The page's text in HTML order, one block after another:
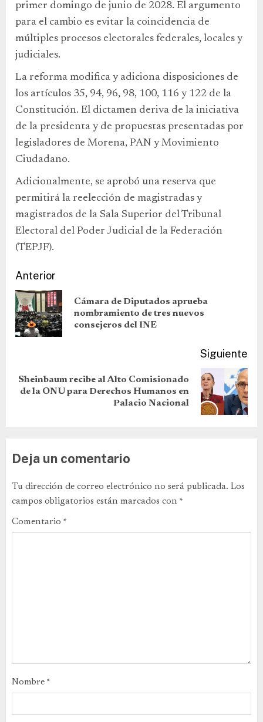
primer domingo de junio de 2028. El argumento
para el cambio es evitar la coincidencia de
múltiples procesos electorales federales, locales y
judiciales.
La reforma modifica y adiciona disposiciones de
los artículos 35, 94, 96, 98, 100, 116 y 122 de la
Constitución. El dictamen deriva de la iniciativa
de la presidenta y de propuestas presentadas por
legisladores de Morena, PAN y Movimiento
Ciudadano.
Adicionalmente, se aprobó una reserva que
permitirá la reelección de magistradas y
magistrados de la Sala Superior del Tribunal
Electoral del Poder Judicial de la Federación
(TEPJF).
Anterior
Cámara de Diputados aprueba
nombramiento de tres nuevos
consejeros del INE
Siguiente
Sheinbaum recibe al Alto Comisionado
de la ONU para Derechos Humanos en
Palacio Nacional
Deja un comentario
Tu dirección de correo electrónico no será publicada. Los
campos obligatorios están marcados con *
Comentario *
Nombre *